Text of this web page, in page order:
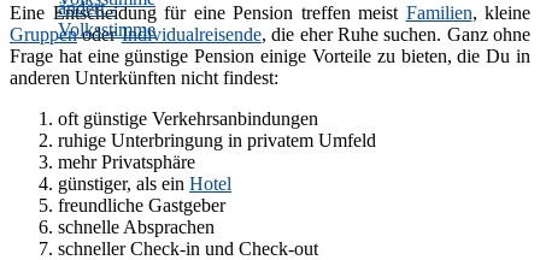
Eine Entscheidung für eine Pension treffen meist Familien, kleine
GruppenoderIndividualreisende, die eher Ruhe suchen. Ganz ohne
Frage hat eine günstige Pension einige Vorteile zu bieten, die Du in
anderen Unterkünften nicht findest:
oft günstige Verkehrsanbindungen
ruhige Unterbringung in privatem Umfeld
mehr Privatsphäre
günstiger, als ein Hotel
freundliche Gastgeber
schnelle Absprachen
schneller Check-in und Check-out